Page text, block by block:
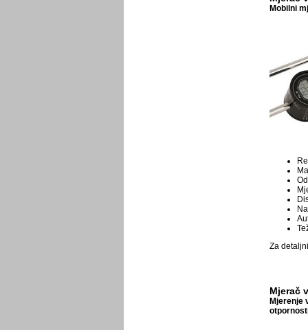
Mobilni
Za
Mjerač
Mjerenje